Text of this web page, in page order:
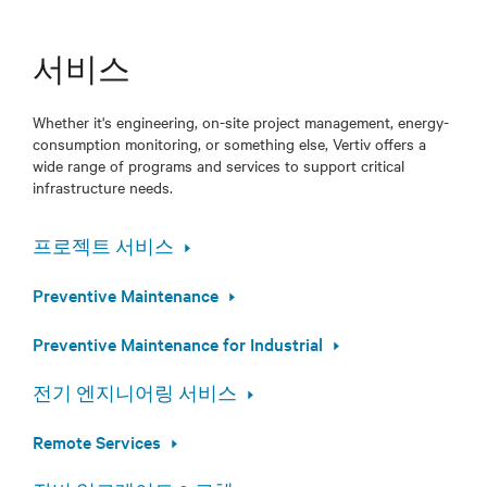
서비스
Whether it's engineering, on-site project management, energy-
consumption monitoring, or something else, Vertiv offers a
wide range of programs and services to support critical
infrastructure needs.
프로젝트 서비스
Preventive Maintenance
Preventive Maintenance for Industrial
전기 엔지니어링 서비스
Remote Services